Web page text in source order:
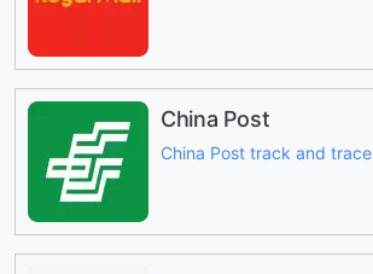
China Post
China Post track and trace